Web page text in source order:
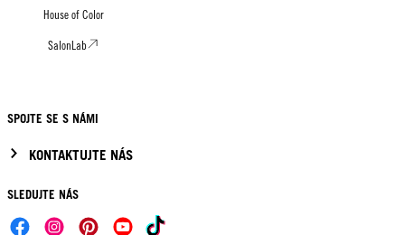
House of Color
SalonLab
SPOJTE SE S NÁMI
KONTAKTUJTE NÁS
SLEDUJTE NÁS